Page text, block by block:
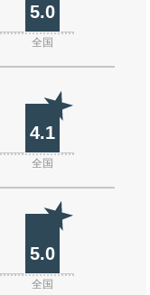
5.0
全国
4.1
全国
5.0
全国